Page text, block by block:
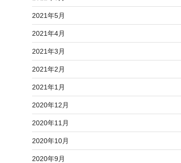
2021年5月
2021年4月
2021年3月
2021年2月
2021年1月
2020年12月
2020年11月
2020年10月
2020年9月